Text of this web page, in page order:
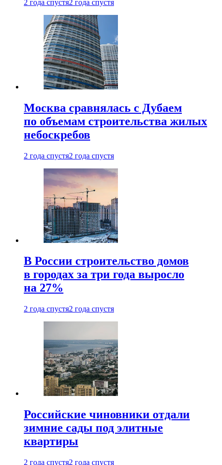
2 года спустя2 года спустя
Москва сравнялась с Дубаем
по объемам строительства жилых
небоскребов
2 года спустя2 года спустя
В России строительство домов
в городах за три года выросло
на 27%
2 года спустя2 года спустя
Российские чиновники отдали
зимние сады под элитные
квартиры
2 года спустя2 года спустя